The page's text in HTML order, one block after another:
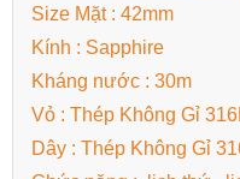
Size Mặt : 42mm
Kính : Sapphire
Kháng nước : 30m
Vỏ : Thép Không Gỉ
Dây : Thép Không Gỉ